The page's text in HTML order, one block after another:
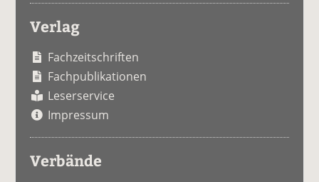
Verlag
Fachzeitschriften
Fachpublikationen
Leserservice
Impressum
Verbände